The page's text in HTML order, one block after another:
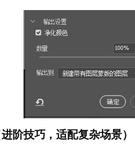
阶技巧，适配复杂场景）